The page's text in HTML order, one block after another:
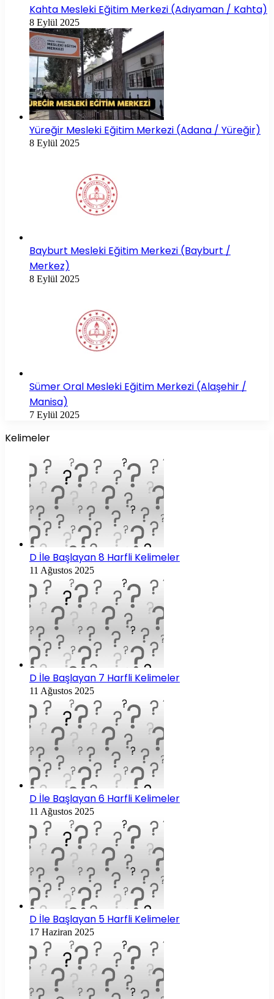
Kahta Mesleki Eğitim Merkezi (Adıyaman / Kahta)
8 Eylül 2025
Yüreğir Mesleki Eğitim Merkezi (Adana / Yüreğir)
8 Eylül 2025
Bayburt Mesleki Eğitim Merkezi (Bayburt /
Merkez)
8 Eylül 2025
Sümer Oral Mesleki Eğitim Merkezi (Alaşehir /
Manisa)
7 Eylül 2025
Kelimeler
D İle Başlayan 8 Harfli Kelimeler
11 Ağustos 2025
D İle Başlayan 7 Harfli Kelimeler
11 Ağustos 2025
D İle Başlayan 6 Harfli Kelimeler
11 Ağustos 2025
D İle Başlayan 5 Harfli Kelimeler
17 Haziran 2025